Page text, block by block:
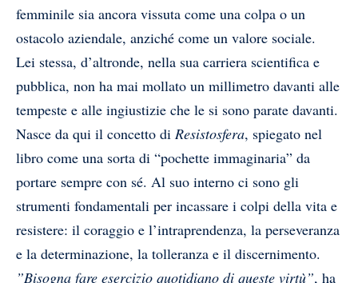
femminile sia ancora vissuta come una colpa o un
ostacolo aziendale, anziché come un valore sociale.
Lei stessa, d’altronde, nella sua carriera scientifica e
pubblica, non ha mai mollato un millimetro davanti alle
tempeste e alle ingiustizie che le si sono parate davanti.
Nasce da qui il concetto di Resistosfera, spiegato nel
libro come una sorta di “pochette immaginaria” da
portare sempre con sé. Al suo interno ci sono gli
strumenti fondamentali per incassare i colpi della vita e
resistere: il coraggio e l’intraprendenza, la perseveranza
e la determinazione, la tolleranza e il discernimento.
”Bisogna fare esercizio quotidiano di queste virtù”, ha